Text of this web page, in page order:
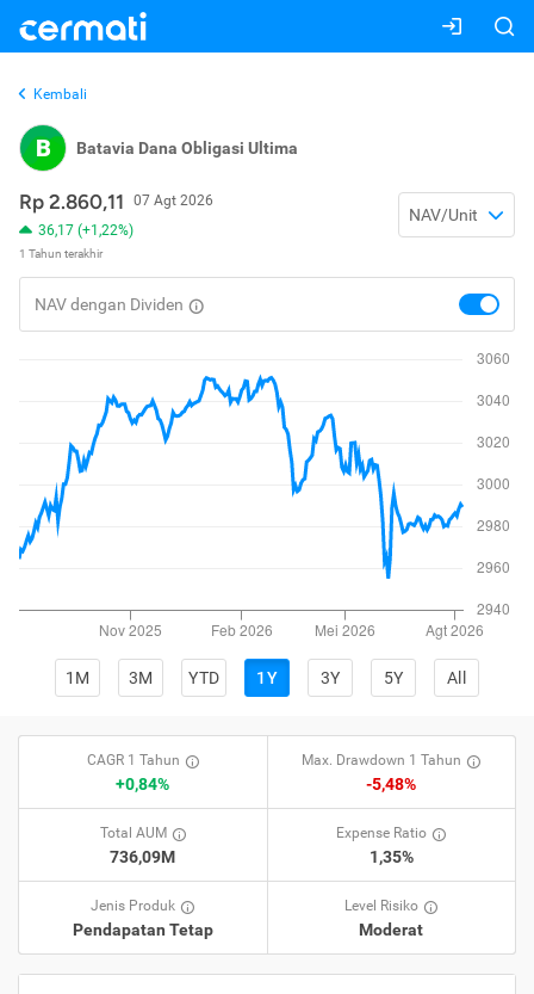
Kembali
B Batavia Dana Obligasi Ultima
Rp 2.860,11
07 Agt 2026
36,17 (+1,22%)
1 Tahun terakhir
NAV/Unit
NAV dengan Dividen
toggle
nav
1M 3M YTD 1Y 3Y 5Y All
CAGR 1 Tahun
+0,84%
Max. Drawdown 1 Tahun
-5,48%
Total AUM
736,09M
Expense Ratio
1,35%
Jenis Produk
Pendapatan Tetap
Level Risiko
Moderat